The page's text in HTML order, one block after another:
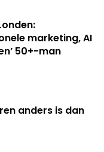
marketing, AI
50+-man
anders is dan